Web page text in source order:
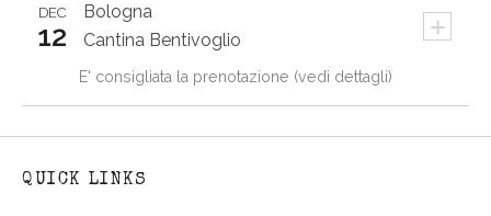
Bologna +
DEC
12 Cantina Bentivoglio
E' consigliata la prenotazione (vedi dettagli)
QUICK LINKS